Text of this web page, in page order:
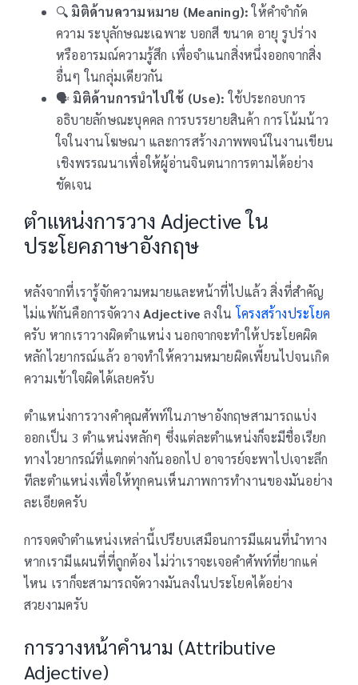
🔍 มิติด้านความหมาย (Meaning):ให้คำจำกัด
ความ ระบุลักษณะเฉพาะ บอกสี ขนาด อายุ รูปร่าง
หรืออารมณ์ความรู้สึก เพื่อจำแนกสิ่งหนึ่งออกจากสิ่ง
อื่นๆ ในกลุ่มเดียวกัน
🗣️ มิติด้านการนำไปใช้ (Use): ใช้ประกอบการ
อธิบายลักษณะบุคคล การบรรยายสินค้า การโน้มน้าว
ใจในงานโฆษณา และการสร้างภาพพจน์ในงานเขียน
เชิงพรรณนาเพื่อให้ผู้อ่านจินตนาการตามได้อย่าง
ชัดเจน
ตำแหน่งการวาง Adjective ใน
ประโยคภาษาอังกฤษ
หลังจากที่เรารู้จักความหมายและหน้าที่ไปแล้ว สิ่งที่สำคัญ
ไม่แพ้กันคือการจัดวางAdjective ลงใน โครงสร้างประโยค
ครับ หากเราวางผิดตำแหน่ง นอกจากจะทำให้ประโยคผิด
หลักไวยากรณ์แล้ว อาจทำให้ความหมายผิดเพี้ยนไปจนเกิด
ความเข้าใจผิดได้เลยครับ
ตำแหน่งการวางคำคุณศัพท์ในภาษาอังกฤษสามารถแบ่ง
ออกเป็น 3 ตำแหน่งหลักๆ ซึ่งแต่ละตำแหน่งก็จะมีชื่อเรียก
ทางไวยากรณ์ที่แตกต่างกันออกไป อาจารย์จะพาไปเจาะลึก
ทีละตำแหน่งเพื่อให้ทุกคนเห็นภาพการทำงานของมันอย่าง
ละเอียดครับ
การจดจำตำแหน่งเหล่านี้เปรียบเสมือนการมีแผนที่นำทาง
หากเรามีแผนที่ที่ถูกต้อง ไม่ว่าเราจะเจอคำศัพท์ที่ยากแค่
ไหน เราก็จะสามารถจัดวางมันลงในประโยคได้อย่าง
สวยงามครับ
การวางหน้าคำนาม (Attributive
Adjective)